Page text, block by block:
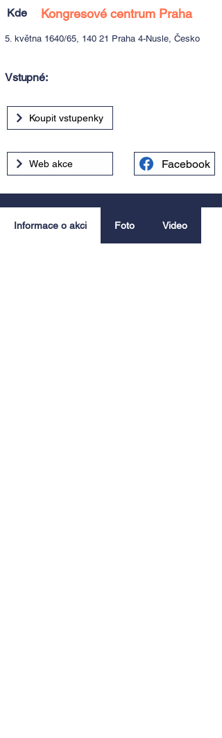
Kde Kongresové centrum Praha
5. května 1640/65, 140 21 Praha 4-Nusle, Česko
Vstupné:
Koupit vstupenky
Web akce Facebook
Informace o akci Foto Video